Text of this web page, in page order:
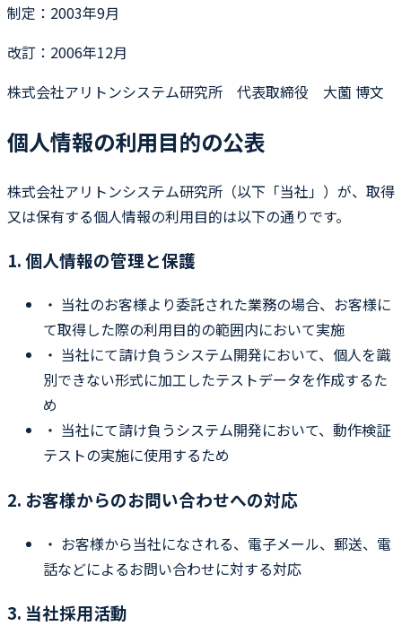
制定：2003年9月
改訂：2006年12月
株式会社アリトンシステム研究所 代表取締役 大薗 博文
個人情報の利用目的の公表
株式会社アリトンシステム研究所（以下「当社」）が、取得
又は保有する個人情報の利用目的は以下の通りです。
1. 個人情報の管理と保護
・ 当社のお客様より委託された業務の場合、お客様に
て取得した際の利用目的の範囲内において実施
・ 当社にて請け負うシステム開発において、個人を識
別できない形式に加工したテストデータを作成するた
め
・ 当社にて請け負うシステム開発において、動作検証
テストの実施に使用するため
2. お客様からのお問い合わせへの対応
・ お客様から当社になされる、電子メール、郵送、電
話などによるお問い合わせに対する対応
3. 当社採用活動